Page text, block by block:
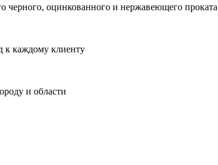
черного, оцинкованного и нержавеющего проката
к каждому клиенту
и области